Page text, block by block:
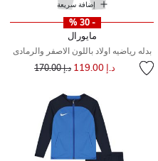
إضافة سريعة
- 30 %
مايورال
بدله رياضيه اولاد باللون الاصفر والرمادى
د.إ 119.00 سعر مخفض مند.إ 170.00